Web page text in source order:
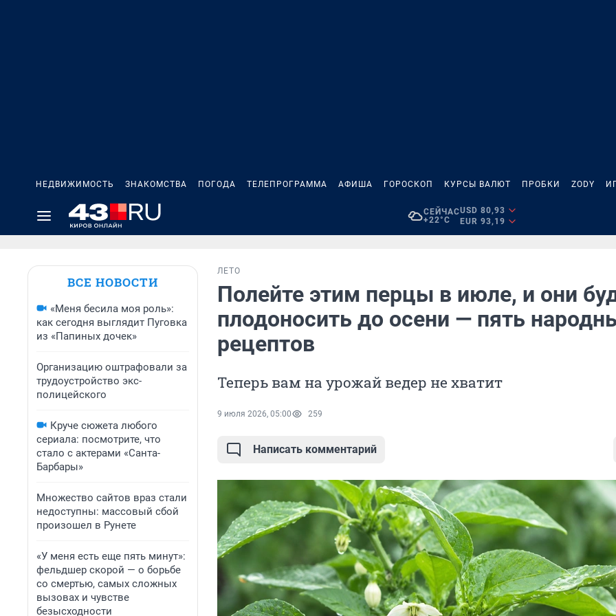
НЕДВИЖИМОСТЬ ЗНАКОМСТВА ПОГОДА ТЕЛЕПРОГРАММА АФИША ГОРОСКОП КУРСЫ ВАЛЮТ ПРОБКИ ZODY
СЕЙЧАС
+22°C
USD 80,93
EUR 93,19
ВСЕ НОВОСТИ
«Меня бесила моя роль»:
как сегодня выглядит Пуговка
из «Папиных дочек»
Организацию оштрафовали за
трудоустройство экс-
полицейского
Круче сюжета любого
сериала: посмотрите, что
стало с актерами «Санта-
Барбары»
Множество сайтов враз стали
недоступны: массовый сбой
произошел в Рунете
«У меня есть еще пять минут»:
фельдшер скорой — о борьбе
со смертью, самых сложных
вызовах и чувстве
безысходности
ЛЕТО
Полейте этим перцы в июле, и они
плодоносить до осени — пять
рецептов
Теперь вам на урожай ведер не хватит
9 июля 2026, 05:00 259
Написать комментарий